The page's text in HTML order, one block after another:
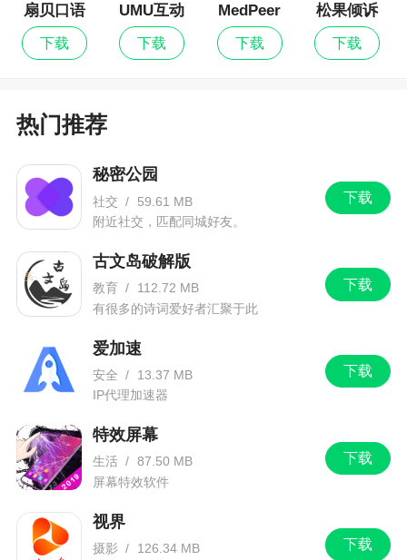
扇贝口语
下载
UMU互动
下载
MedPeer
下载
松果倾诉
下载
热门推荐
下载
秘密公园
社交 /
59.61 MB
附近社交，匹配同城好友。
下载
古文岛破解版
教育 /
112.72 MB
有很多的诗词爱好者汇聚于此
下载
爱加速
安全 /
13.37 MB
IP代理加速器
下载
特效屏幕
生活 / 87.50 MB
屏幕特效软件
下载
视界
摄影 /
126.34 MB